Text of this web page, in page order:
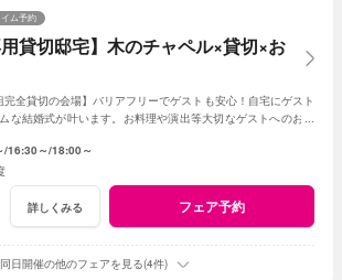
用貸切邸宅】木のチャペル×貸切×お
イム予約
完全貸切の会場】バリアフリーでゲストも安心！自宅にゲスト
な結婚式が叶います。お料理や演出等大切なゲストへのおも
16:30～ 18:00～
詳しくみる フェア予約
同日開催の他のフェアを見る(4件)